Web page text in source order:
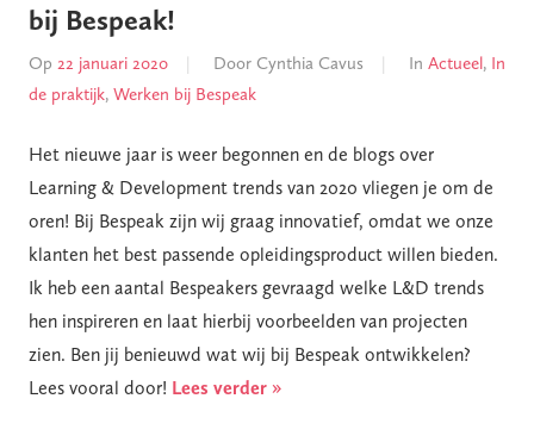
bij Bespeak!
Op 22 januari 2020 Door Cynthia Cavus In Actueel, In
de praktijk, Werken bij Bespeak
Het nieuwe jaar is weer begonnen en de blogs over
Learning & Development trends van 2020 vliegen je om de
oren! Bij Bespeak zijn wij graag innovatief, omdat we onze
klanten het best passende opleidingsproduct willen bieden.
Ik heb een aantal Bespeakers gevraagd welke L&D trends
hen inspireren en laat hierbij voorbeelden van projecten
zien. Ben jij benieuwd wat wij bij Bespeak ontwikkelen?
Lees vooral door! Lees verder »